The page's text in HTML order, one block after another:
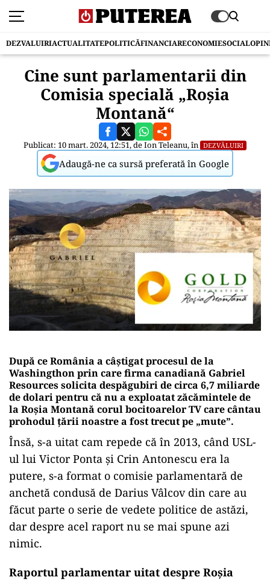
DEZVALUIRIACTUALITATEPOLITICĂFINANCIARECONOMIESOCIAL
Cine sunt parlamentarii din
Comisia specială „Roșia
Montană“
Publicat: 10 mart. 2024, 12:51, deIon Teleanu, în DEZVĂLUIRI
Adaugă-ne ca sursă preferată în Google
După ce România a câștigat procesul de la
Washingthon prin care firma canadiană Gabriel
Resources solicita despăgubiri de circa 6,7 miliarde
de dolari pentru că nu a exploatat zăcămintele de
la Roșia Montană corul bocitoarelor TV care cântau
prohodul țării noastre a fost trecut pe „mute”.
Însă, s-a uitat cam repede că în 2013, când USL-
ul lui Victor Ponta și Crin Antonescu era la
putere, s-a format o comisie parlamentară de
anchetă condusă de Darius Vâlcov din care au
făcut parte o serie de vedete politice de astăzi,
dar despre acel raport nu se mai spune azi
nimic.
Raportul parlamentar uitat despre Roșia